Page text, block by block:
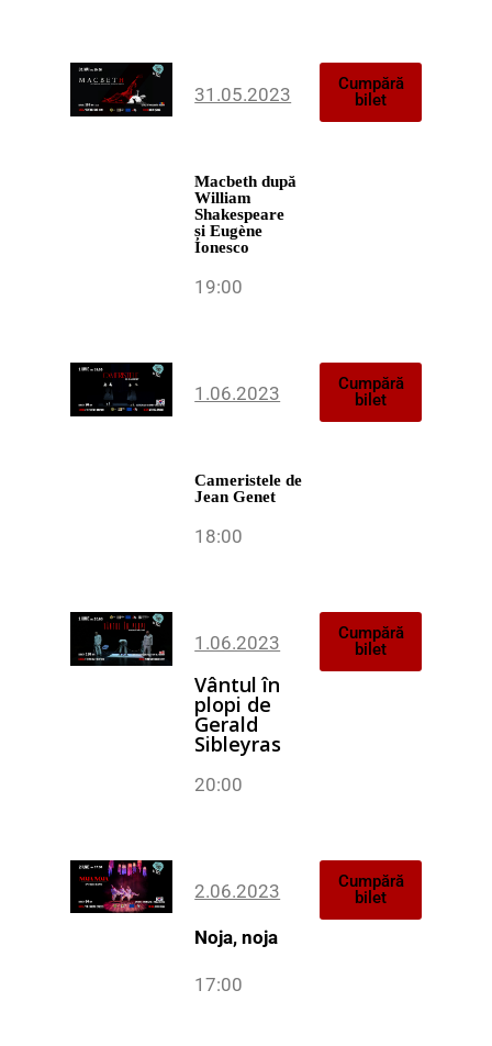
31.05.2023
Macbethdupă
William
Shakespeare
și Eugène
Ionesco
19:00
Cumpără
bilet
1.06.2023
Cameristelede
Jean Genet
18:00
Cumpără
bilet
1.06.2023
Vântul în
plopi de
Gerald
Sibleyras
20:00
Cumpără
bilet
2.06.2023
Noja, noja
17:00
Cumpără
bilet